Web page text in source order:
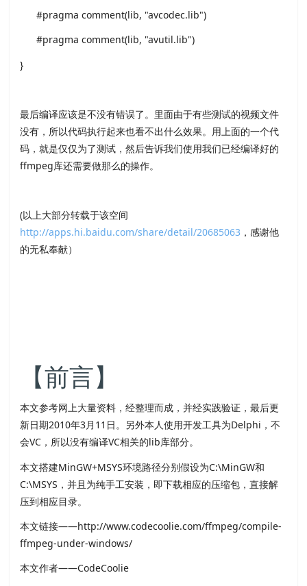
#pragma comment(lib, "avcodec.lib")
#pragma comment(lib, "avutil.lib")
}
最后编译应该是不没有错误了。里面由于有些测试的视频文件
没有，所以代码执行起来也看不出什么效果。用上面的一个代
码，就是仅仅为了测试，然后告诉我们使用我们已经编译好的
ffmpeg库还需要做那么的操作。
(以上大部分转载于该空间
http://apps.hi.baidu.com/share/detail/20685063 ，感谢他
的无私奉献）
【前言】
本文参考网上大量资料，经整理而成，并经实践验证，最后更
新日期2010年3月11日。另外本人使用开发工具为Delphi，不
会VC，所以没有编译VC相关的lib库部分。
本文搭建MinGW+MSYS环境路径分别假设为C:\MinGW和
C:\MSYS，并且为纯手工安装，即下载相应的压缩包，直接解
压到相应目录。
本文链接——http://www.codecoolie.com/ffmpeg/compile-
ffmpeg-under-windows/
本文作者——CodeCoolie